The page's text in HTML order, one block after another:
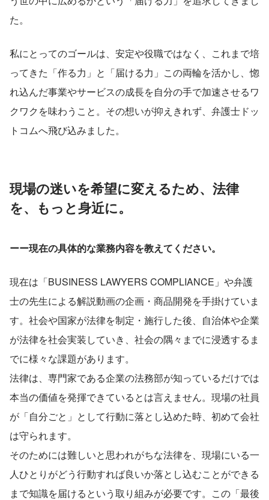
た。
私にとってのゴールは、安定や役職ではなく、これまで培
ってきた「作る力」と「届ける力」この両輪を活かし、惚
れ込んだ事業やサービスの成長を自分の手で加速させるワ
クワクを味わうこと。その想いが抑えきれず、弁護士ドッ
トコムへ飛び込みました。
現場の迷いを希望に変えるため、法律
を、もっと身近に。
ーー現在の具体的な業務内容を教えてください。
現在は「BUSINESS LAWYERS COMPLIANCE」や弁護
士の先生による解説動画の企画・商品開発を手掛けていま
す。社会や国家が法律を制定・施行した後、自治体や企業
が法律を社会実装していき、社会の隅々までに浸透するま
でに様々な課題があります。
法律は、専門家である企業の法務部が知っているだけでは
本当の価値を発揮できているとは言えません。現場の社員
が「自分ごと」として行動に落とし込めた時、初めて会社
は守られます。
そのためには難しいと思われがちな法律を、現場にいる一
人ひとりがどう行動すれば良いか落とし込むことができる
まで知識を届けるという取り組みが必要です。この「最後